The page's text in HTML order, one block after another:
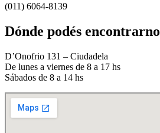
(011) 6064-8139
Dónde podés
D’Onofrio 131 – Ciudadela
De lunes a viernes de 8 a 17 hs
Sábados de 8 a 14 hs